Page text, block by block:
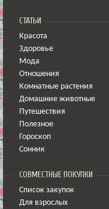
СТАТЬИ
Красота
Здоровье
Мода
Отношения
Комнатные растения
Домашние животные
Путешествия
Полезное
Гороскоп
Сонник
СОВМЕСТНЫЕ ПОКУПКИ
Список закупок
Для взрослых